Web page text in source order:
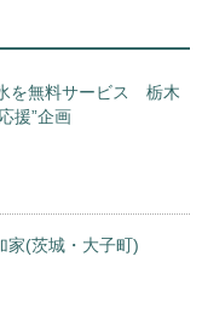
を無料サービス 栃木
援”企画
家(茨城・大子町)